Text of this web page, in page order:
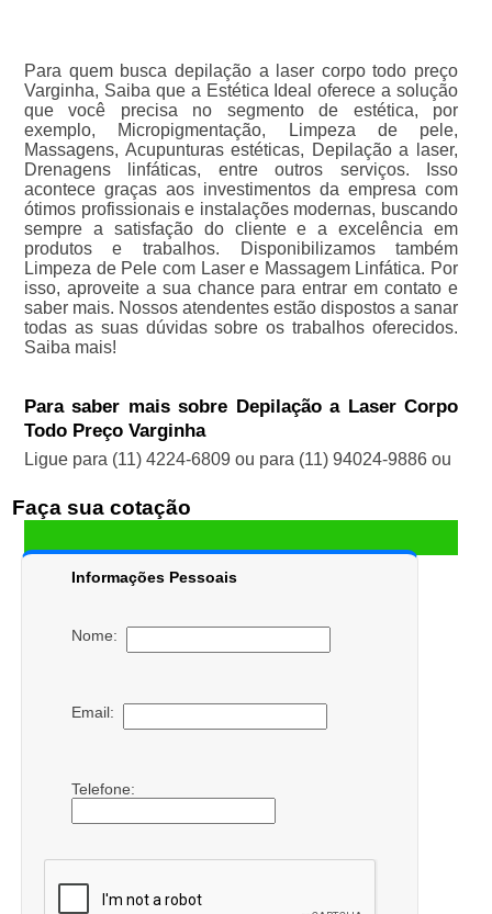
Para quem busca depilação a laser corpo todo preço
Varginha, Saiba que a Estética Ideal oferece a solução
que você precisa no segmento de estética, por
exemplo, Micropigmentação, Limpeza de pele,
Massagens, Acupunturas estéticas, Depilação a laser,
Drenagens linfáticas, entre outros serviços. Isso
acontece graças aos investimentos da empresa com
ótimos profissionais e instalações modernas, buscando
sempre a satisfação do cliente e a excelência em
produtos e trabalhos. Disponibilizamos também
Limpeza de Pele com Laser e Massagem Linfática. Por
isso, aproveite a sua chance para entrar em contato e
saber mais. Nossos atendentes estão dispostos a sanar
todas as suas dúvidas sobre os trabalhos oferecidos.
Saiba mais!
Para saber mais sobre Depilação a Laser Corpo
Todo Preço Varginha
Ligue para (11) 4224-6809 ou para (11) 94024-9886ou
Faça sua cotação
Informações Pessoais
Nome:
Email:
Telefone: